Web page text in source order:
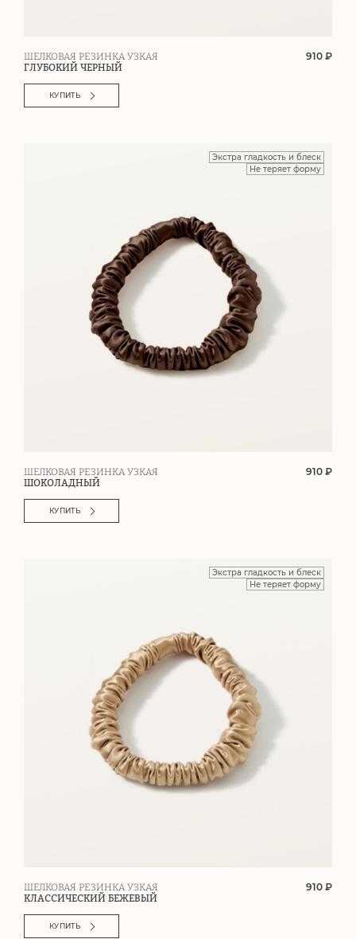
ШЕЛКОВАЯ РЕЗИНКА УЗКАЯ
ГЛУБОКИЙ ЧЕРНЫЙ
910 ₽
КУПИТЬ
Экстра гладкость и блеск
Не теряет форму
ШЕЛКОВАЯ РЕЗИНКА УЗКАЯ
ШОКОЛАДНЫЙ
910 ₽
КУПИТЬ
Экстра гладкость и блеск
Не теряет форму
ШЕЛКОВАЯ РЕЗИНКА УЗКАЯ
КЛАССИЧЕСКИЙ БЕЖЕВЫЙ
910 ₽
КУПИТЬ